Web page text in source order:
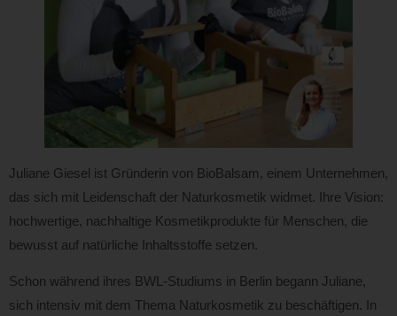
Juliane Giesel ist Gründerin von BioBalsam, einem Unternehmen,
das sich mit Leidenschaft der Naturkosmetik widmet. Ihre Vision:
hochwertige, nachhaltige Kosmetikprodukte für Menschen, die
bewusst auf natürliche Inhaltsstoffe setzen.
Schon während ihres BWL-Studiums in Berlin begann Juliane,
sich intensiv mit dem Thema Naturkosmetik zu beschäftigen. In